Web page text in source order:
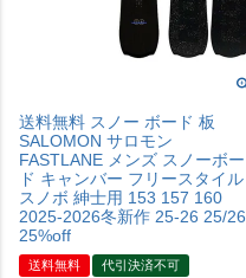
送料無料 スノー ボード 板
SALOMON サロモン
FASTLANE メンズ スノーボー
ド キャンバー フリースタイル
スノボ 紳士用 153 157 160
2025-2026冬新作 25-26 25/26
25%off
送料無料 代引決済不可